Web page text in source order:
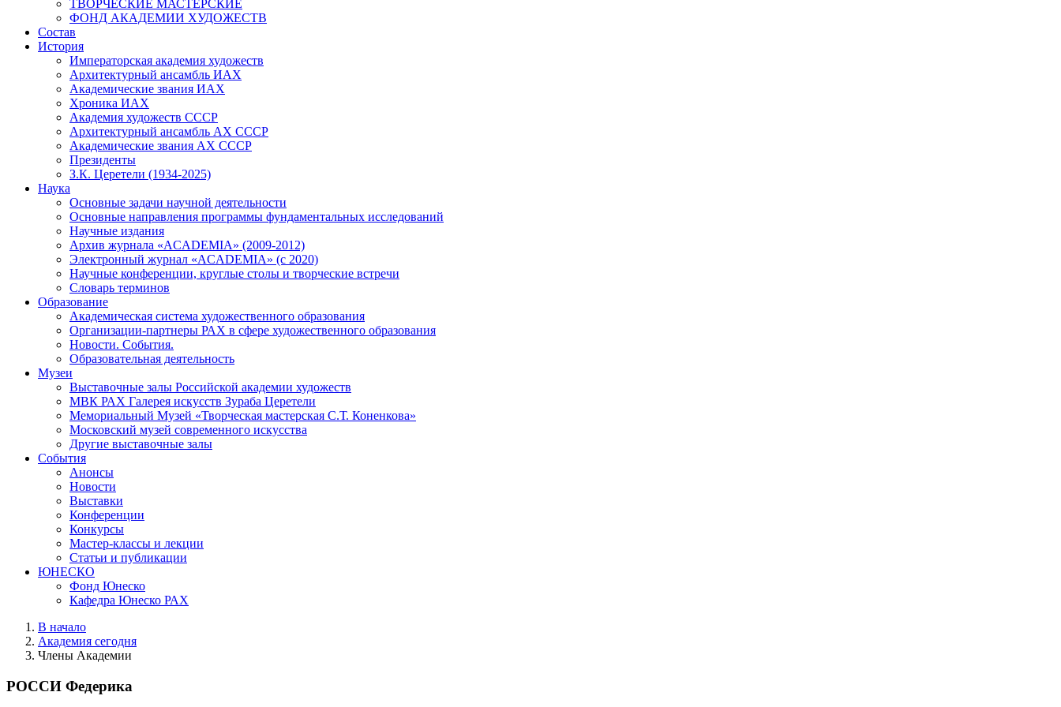
ТВОРЧЕСКИЕ МАСТЕРСКИЕ
ФОНД АКАДЕМИИ ХУДОЖЕСТВ
Состав
История
Императорская академия художеств
Архитектурный ансамбль ИАХ
Академические звания ИАХ
Хроника ИАХ
Академия художеств СССР
Архитектурный ансамбль АХ СССР
Академические звания АХ СССР
Президенты
З.К. Церетели (1934-2025)
Наука
Основные задачи научной деятельности
Основные направления программы фундаментальных исследований
Научные издания
Архив журнала «ACADEMIA» (2009-2012)
Электронный журнал «ACADEMIA» (с 2020)
Научные конференции, круглые столы и творческие встречи
Словарь терминов
Образование
Академическая система художественного образования
Организации-партнеры РАХ в сфере художественного образования
Новости. События.
Образовательная деятельность
Музеи
Выставочные залы Российской академии художеств
МВК РАХ Галерея искусств Зураба Церетели
Мемориальный Музей «Творческая мастерская С.Т. Коненкова»
Московский музей современного искусства
Другие выставочные залы
События
Анонсы
Новости
Выставки
Конференции
Конкурсы
Мастер-классы и лекции
Статьи и публикации
ЮНЕСКО
Фонд Юнеско
Кафедра Юнеско РАХ
В начало
Академия сегодня
Члены Академии
РОССИ Федерика